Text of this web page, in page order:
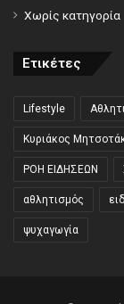
Χωρίς κατηγορία
Ετικέτες
Lifestyle
Κυριάκος
ΡΟΗ ΕΙΔΗΣΕΩΝ
αθλητισμός
ψυχαγωγία